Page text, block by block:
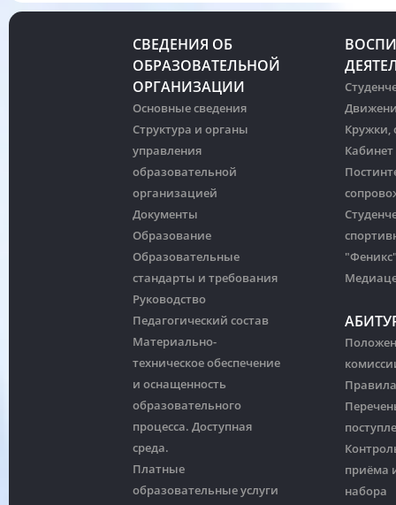
СВЕДЕНИЯ ОБ
ОБРАЗОВАТЕЛЬНОЙ
ОРГАНИЗАЦИИ
Основные сведения
Структура и органы
управления
образовательной
организацией
Документы
Образование
Образовательные
стандарты и требования
Руководство
Педагогический состав
Материально-
техническое обеспечение
и оснащенность
образовательного
процесса. Доступная
среда.
Платные
образовательные услуги
Кружки,
приёма
набора